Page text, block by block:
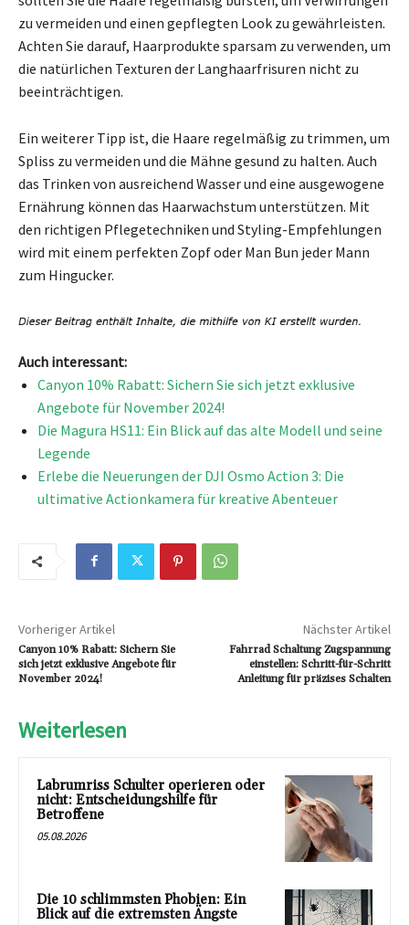
zu vermeiden und einen gepflegten Look zu gewährleisten.
Achten Sie darauf, Haarprodukte sparsam zu verwenden, um
die natürlichen Texturen der Langhaarfrisuren nicht zu
beeinträchtigen.
Ein weiterer Tipp ist, die Haare regelmäßig zu trimmen, um
Spliss zu vermeiden und die Mähne gesund zu halten. Auch
das Trinken von ausreichend Wasser und eine ausgewogene
Ernährung können das Haarwachstum unterstützen. Mit
den richtigen Pflegetechniken und Styling-Empfehlungen
wird mit einem perfekten Zopf oder Man Bun jeder Mann
zum Hingucker.
Auch interessant:
Canyon 10% Rabatt: Sichern Sie sich jetzt exklusive
Angebote für November 2024!
Die Magura HS11: Ein Blick auf das alte Modell und seine
Legende
Erlebe die Neuerungen der DJI Osmo Action 3: Die
ultimative Actionkamera für kreative Abenteuer
Vorheriger Artikel
Canyon 10% Rabatt: Sichern Sie
sich jetzt exklusive Angebote für
November 2024!
Nächster Artikel
Fahrrad Schaltung Zugspannung
einstellen: Schritt-für-Schritt
Anleitung für präzises Schalten
Weiterlesen
Labrumriss Schulter operieren oder
nicht: Entscheidungshilfe für
Betroffene
05.08.2026
Die 10 schlimmsten Phobien: Ein
Blick auf die extremsten Ängste